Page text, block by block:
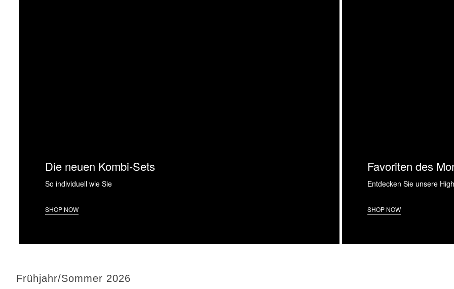
Die neuen Kombi-Sets
So individuell wie Sie
SHOP NOW
Favoriten des
Entdecken Sie unsere
SHOP NOW
Frühjahr/Sommer 2026